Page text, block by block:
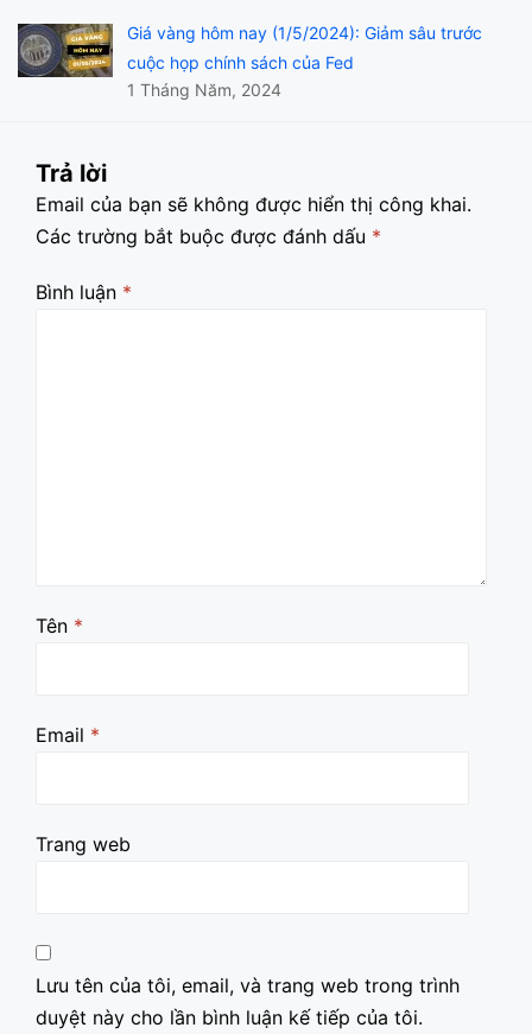
Giá vàng hôm nay (1/5/2024): Giảm sâu trước
cuộc họp chính sách của Fed
1 Tháng Năm, 2024
Trả lời
Email của bạn sẽ không được hiển thị công khai.
Các trường bắt buộc được đánh dấu *
Bình luận *
Tên *
Email *
Trang web
Lưu tên của tôi, email, và trang web trong trình
duyệt này cho lần bình luận kế tiếp của tôi.